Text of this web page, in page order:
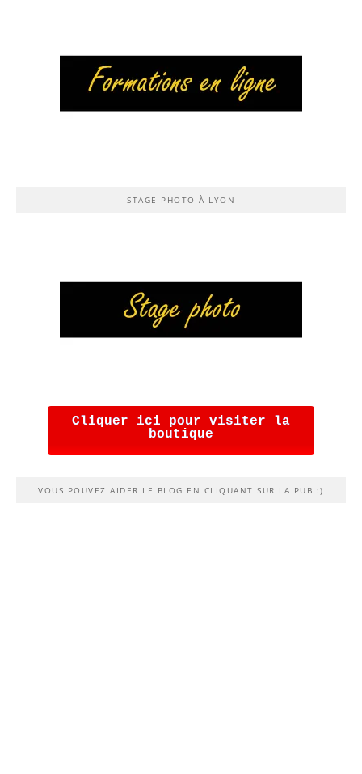
STAGE PHOTO À LYON
Cliquer ici pour visiter la
boutique
VOUS POUVEZ AIDER LE BLOG EN CLIQUANT SUR LA PUB :)